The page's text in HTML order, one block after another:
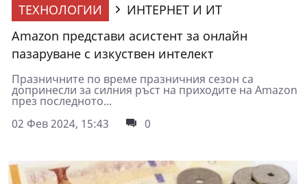
ТЕХНОЛОГИИ
ИНТЕРНЕТ И ИТ
Amazon представи асистент за онлайн
пазаруване с изкуствен интелект
Празничните по време празничния сезон са
допринесли за силния ръст на приходите на Amazon
през последното...
02 Фев 2024, 15:43
0